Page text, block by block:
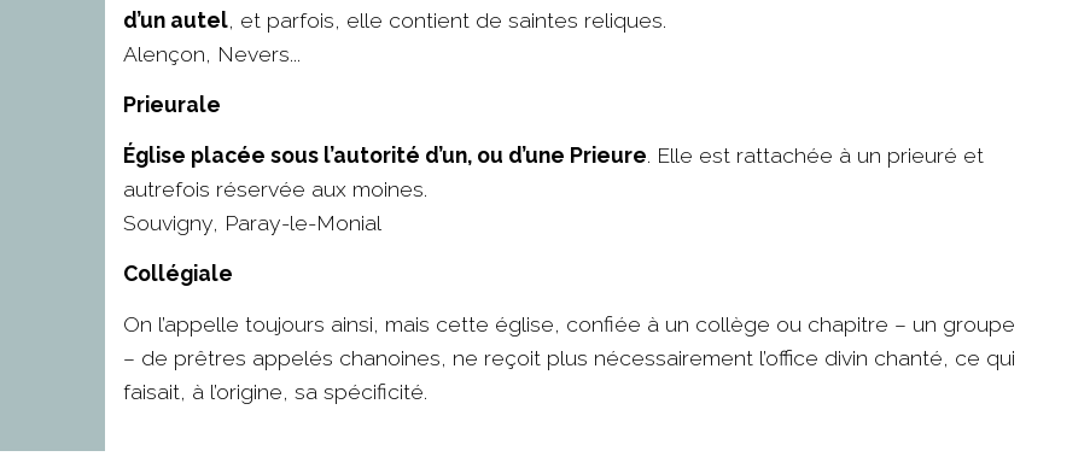
d’un autel, et parfois, elle contient de saintes reliques.
Alençon, Nevers...
Prieurale
Église placée sous l’autorité d’un, ou d’une Prieure. Elle est rattachée à un prieuré et
autrefois réservée aux moines.
Souvigny, Paray-le-Monial
Collégiale
On l’appelle toujours ainsi, mais cette église, confiée à un collège ou chapitre – un groupe
– de prêtres appelés chanoines, ne reçoit plus nécessairement l’office divin chanté, ce qui
faisait, à l’origine, sa spécificité.